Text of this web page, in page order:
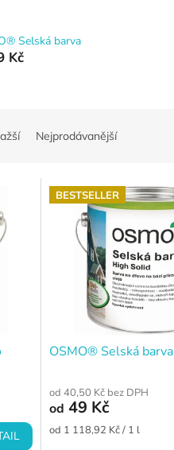
Selská barva
Kč
Nejprodávanější
BESTSELLER
OSMO® Selská barva
od 40,50 Kč bez DPH
od 49 Kč
Měrná
od 1 118,92 Kč / 1 l